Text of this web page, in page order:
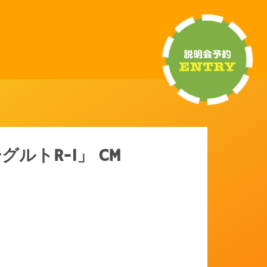
ルトR-1」 CM